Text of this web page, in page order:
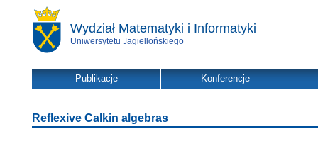
Wydział Matematyki i Informatyki
Uniwersytetu Jagiellońskiego
Publikacje Konferencje
Reflexive Calkin algebras